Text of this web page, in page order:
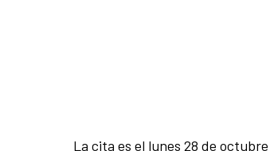
La cita es el lunes 28 de